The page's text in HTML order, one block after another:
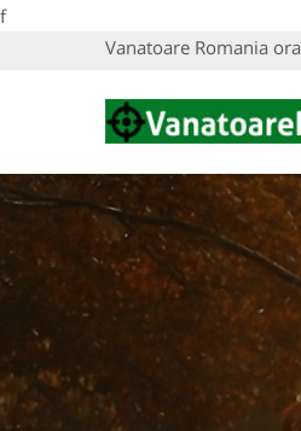
f
Vanatoare Romania